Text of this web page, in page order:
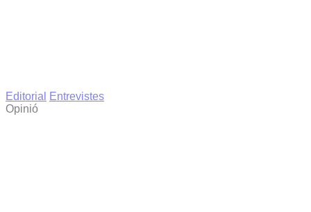
Editorial
Entrevistes
Opinió